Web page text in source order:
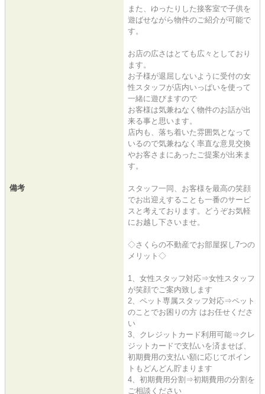
備考
また、ゆったりした接客室で子供を
遊ばせながら物件のご紹介が可能で
す。
お店の広さはとても広々としており
ます。
お子様が退屈しないように受付の女
性スタッフが店内いっぱいを使って
一緒に遊びますので
お客様は気兼ねなく物件のお話が出
来る事と思います。
店内も、落ち着いた雰囲気となって
いるので気兼ねなく率直な意見交換
やお客さまにあったご提案が出来ま
す。
スタッフ一同、お客様を最高の笑顔
でお出迎えすることも一番のサービ
スと考えております。どうぞお気軽
にお越し下さいませ。
◇さくらの不動産でお部屋探し7つの
メリット◇
1、女性スタッフ対応⇒女性スタッフ
が笑顔でご案内致します
2、ペット専属スタッフ対応⇒ペット
のことでお困りの方 はお任せくださ
い
3、クレジットカード利用可能⇒クレ
ジットカードで支払いを済ませば、
初期費用の支払い額に応じてポイン
トもどんどん貯まります
4、初期費用分割⇒初期費用の分割を
ご相談ください